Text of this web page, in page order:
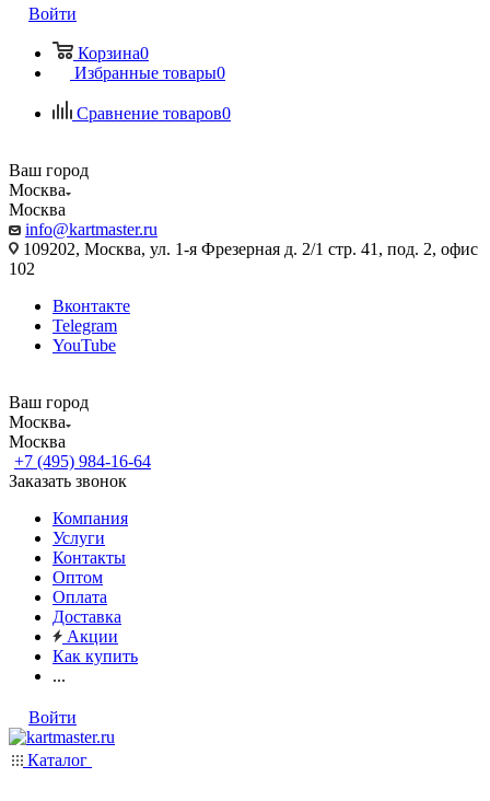
Войти
Корзина0
Избранные товары0
Сравнение товаров0
Ваш город
Москва
Москва
info@kartmaster.ru
109202, Москва, ул. 1-я Фрезерная д. 2/1 стр. 41, под. 2, офис
102
Вконтакте
Telegram
YouTube
Ваш город
Москва
Москва
+7 (495) 984-16-64
Заказать звонок
Компания
Услуги
Контакты
Оптом
Оплата
Доставка
Акции
Как купить
...
Войти
Каталог